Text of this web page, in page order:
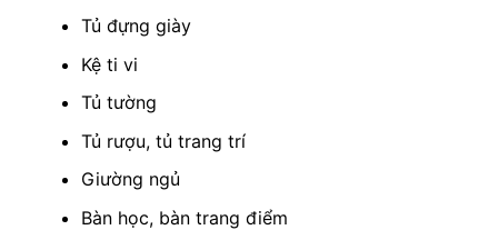
Tủ đựng giày
Kệ ti vi
Tủ tường
Tủ rượu, tủ trang trí
Giường ngủ
Bàn học, bàn trang điểm